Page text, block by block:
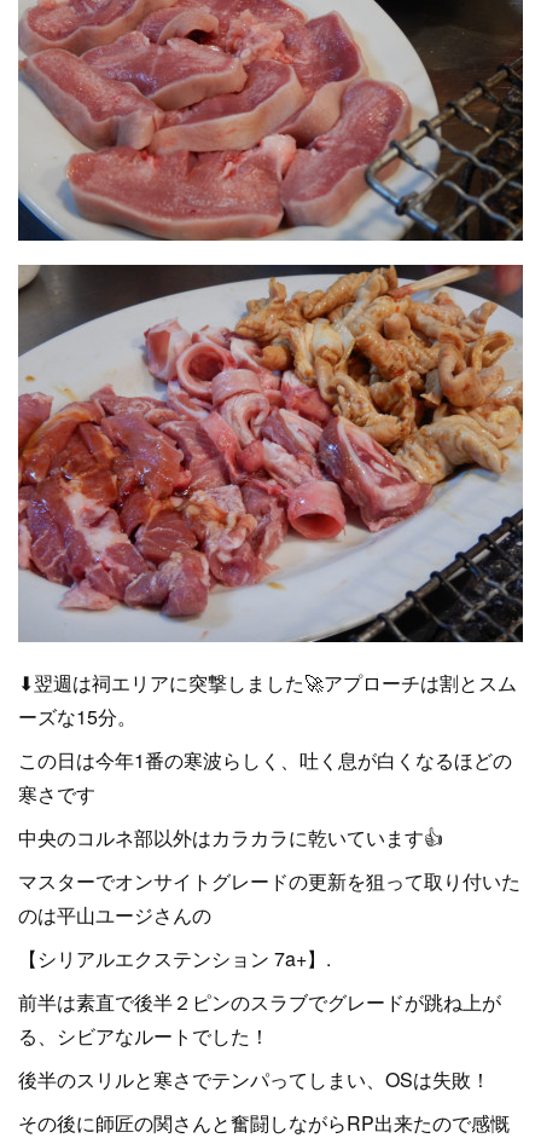
⬇翌週は祠エリアに突撃しました🚀アプローチは割とスム
ーズな15分。
この日は今年1番の寒波らしく、吐く息が白くなるほどの
寒さです
中央のコルネ部以外はカラカラに乾いています👍
マスターでオンサイトグレードの更新を狙って取り付いた
のは平山ユージさんの
【シリアルエクステンション 7a+】.
前半は素直で後半２ピンのスラブでグレードが跳ね上が
る、シビアなルートでした！
後半のスリルと寒さでテンパってしまい、OSは失敗！
その後に師匠の関さんと奮闘しながらRP出来たので感慨